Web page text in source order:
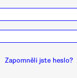
Zapomněli jste heslo?